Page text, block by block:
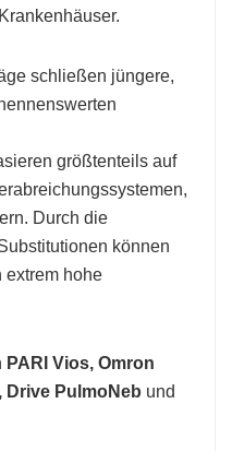
schließen jüngere,
größtenteils auf
Durch die
können
extrem hohe
PARI Vios, Omron
Drive PulmoNeb und